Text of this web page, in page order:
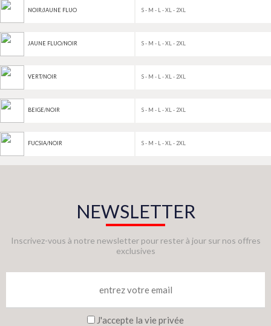
NOIR/JAUNE FLUO S - M - L - XL - 2XL
JAUNE FLUO/NOIR S - M - L - XL - 2XL
VERT/NOIR S - M - L - XL - 2XL
BEIGE/NOIR S - M - L - XL - 2XL
FUCSIA/NOIR S - M - L - XL - 2XL
NEWSLETTER
Inscrivez-vous à notre newsletter pour rester à jour sur nos offres
exclusives
J'accepte la vie privée